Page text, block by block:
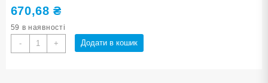
670,68₴
59 в наявності
-
Балансувальний
диск
+ Додати в кошик